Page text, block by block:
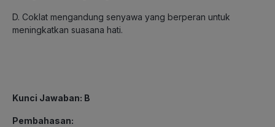
D. Coklat mengandung senyawa yang berperan untuk
meningkatkan suasana hati.
Kunci Jawaban: B
Pembahasan: